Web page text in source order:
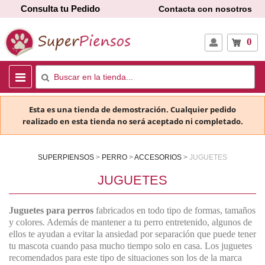
Consulta tu Pedido Contacta con nosotros
0
Esta es una tienda de demostración. Cualquier pedido
realizado en esta tienda no será aceptado ni completado.
SUPERPIENSOS PERRO ACCESORIOS JUGUETES
JUGUETES
Juguetes para perros fabricados en todo tipo de formas, tamaños
y colores. Además de mantener a tu perro entretenido, algunos de
ellos te ayudan a evitar la ansiedad por separación que puede tener
tu mascota cuando pasa mucho tiempo solo en casa. Los juguetes
recomendados para este tipo de situaciones son los de la marca